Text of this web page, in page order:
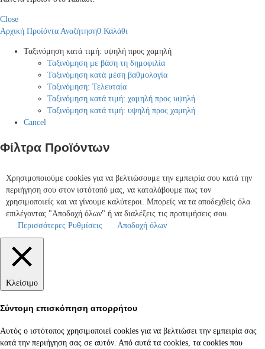
Close
Αρχική Προϊόντα Αναζήτηση0 Καλάθι
Ταξινόμηση κατά τιμή: υψηλή προς χαμηλή
Ταξινόμηση με βάση τη δημοφιλία
Ταξινόμηση κατά μέση βαθμολογία
Ταξινόμηση: Τελευταία
Ταξινόμηση κατά τιμή: χαμηλή προς υψηλή
Ταξινόμηση κατά τιμή: υψηλή προς χαμηλή
Cancel
Φίλτρα Προϊόντων
Χρησιμοποιούμε cookies για να βελτιώσουμε την εμπειρία σου κατά την
περιήγηση σου στον ιστότοπό μας, να καταλάβουμε πως τον
χρησιμοποιείς και να γίνουμε καλύτεροι. Μπορείς να τα αποδεχθείς όλα
επιλέγοντας "Αποδοχή όλων" ή να διαλέξεις τις προτιμήσεις σου.
Περισσότερες Ρυθμίσεις
Αποδοχή όλων
Κλείσιμο
Σύντομη επισκόπηση απορρήτου
Αυτός ο ιστότοπος χρησιμοποιεί cookies για να βελτιώσει την εμπειρία σας
κατά την περιήγηση σας σε αυτόν. Από αυτά τα cookies, τα cookies που